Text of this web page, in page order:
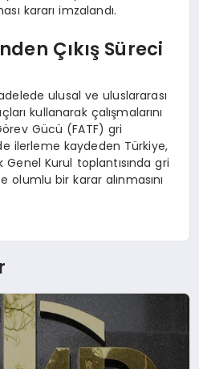
kararı imzalandı.
Çıkış Süreci
ulusal ve uluslararası
kullanarak çalışmalarını
Gücü (FATF) gri
ilerleme kaydeden Türkiye,
Genel Kurul toplantısında gri
olumlu bir karar alınmasını